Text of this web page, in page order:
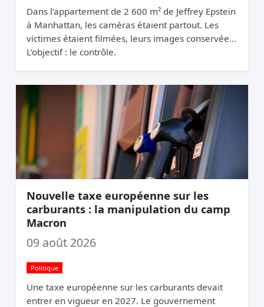
Dans l’appartement de 2 600 m² de Jeffrey Epstein
à Manhattan, les caméras étaient partout. Les
victimes étaient filmées, leurs images conservées.
L’objectif : le contrôle.
Nouvelle taxe européenne sur les
carburants : la manipulation du camp
Macron
09 août 2026
Politique
Une taxe européenne sur les carburants devait
entrer en vigueur en 2027. Le gouvernement